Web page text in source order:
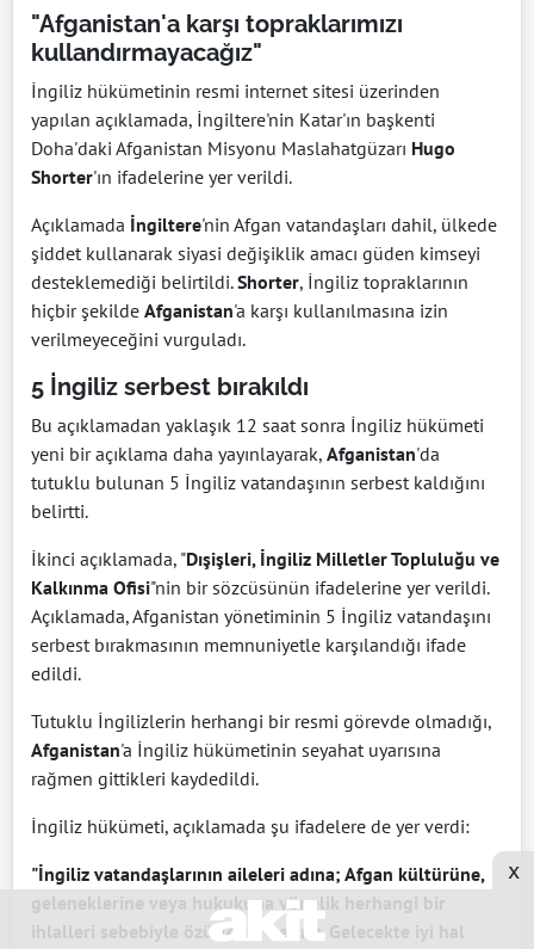
"Afganistan'a karşı topraklarımızı
kullandırmayacağız"
İngiliz hükümetinin resmi internet sitesi üzerinden
yapılan açıklamada, İngiltere'nin Katar'ın başkenti
Doha'daki Afganistan Misyonu Maslahatgüzarı Hugo
Shorter'ın ifadelerine yer verildi.
Açıklamada İngiltere'nin Afgan vatandaşları dahil, ülkede
şiddet kullanarak siyasi değişiklik amacı güden kimseyi
desteklemediği belirtildi.Shorter, İngiliz topraklarının
hiçbir şekilde Afganistan'a karşı kullanılmasına izin
verilmeyeceğini vurguladı.
5 İngiliz serbest bırakıldı
Bu açıklamadan yaklaşık 12 saat sonra İngiliz hükümeti
yeni bir açıklama daha yayınlayarak, Afganistan'da
tutuklu bulunan 5 İngiliz vatandaşının serbest kaldığını
belirtti.
İkinci açıklamada, "Dışişleri, İngiliz Milletler Topluluğu ve
Kalkınma Ofisi"nin bir sözcüsünün ifadelerine yer verildi.
Açıklamada, Afganistan yönetiminin 5 İngiliz vatandaşını
serbest bırakmasının memnuniyetle karşılandığı ifade
edildi.
Tutuklu İngilizlerin herhangi bir resmi görevde olmadığı,
Afganistan'a İngiliz hükümetinin seyahat uyarısına
rağmen gittikleri kaydedildi.
İngiliz hükümeti, açıklamada şu ifadelere de yer verdi:
"İngiliz vatandaşlarının aileleri adına; Afgan kültürüne,
geleneklerine veya hukukuna yönelik herhangi bir
ihlalleri sebebiyle özürlerini iletiriz. Gelecekte iyi hal
x